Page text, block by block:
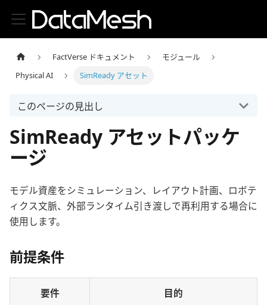
FactVerse ドキュメント
モジュール
Physical AI
SimReady アセット
このページの見出し
SimReady アセットパッケ
ージ
モデル資産をシミュレーション、レイアウト計画、ロボテ
ィクス文脈、外部ランタイム引き渡しで再利用する場合に
使用します。
前提条件
要件 目的